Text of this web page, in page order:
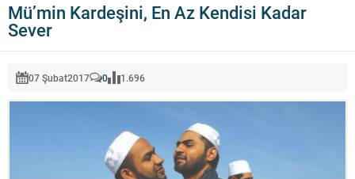
Mü’min Kardeşini, En Az Kendisi Kadar
Sever
07 Şubat2017 0 1.696